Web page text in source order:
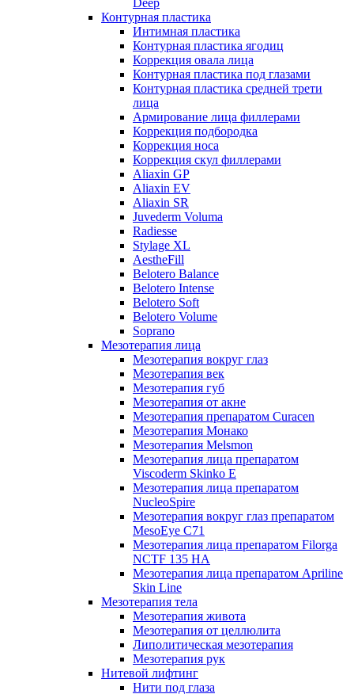
Deep
Контурная пластика
Интимная пластика
Контурная пластика ягодиц
Коррекция овала лица
Контурная пластика под глазами
Контурная пластика средней трети
лица
Армирование лица филлерами
Коррекция подбородка
Коррекция носа
Коррекция скул филлерами
Aliaxin GP
Aliaxin EV
Aliaxin SR
Juvederm Voluma
Radiesse
Stylage XL
AestheFill
Belotero Balance
Belotero Intense
Belotero Soft
Belotero Volume
Soprano
Мезотерапия лица
Мезотерапия вокруг глаз
Мезотерапия век
Мезотерапия губ
Мезотерапия от акне
Мезотерапия препаратом Curacen
Мезотерапия Монако
Мезотерапия Melsmon
Мезотерапия лица препаратом
Viscoderm Skinko E
Мезотерапия лица препаратом
NucleoSpire
Мезотерапия вокруг глаз препаратом
MesoEye С71
Мезотерапия лица препаратом Filorga
NCTF 135 HA
Мезотерапия лица препаратом Apriline
Skin Line
Мезотерапия тела
Мезотерапия живота
Мезотерапия от целлюлита
Липолитическая мезотерапия
Мезотерапия рук
Нитевой лифтинг
Нити под глаза